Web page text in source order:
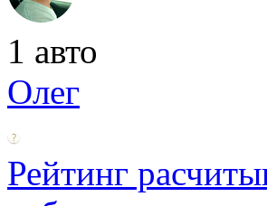
1 авто
Олег
Рейтинг